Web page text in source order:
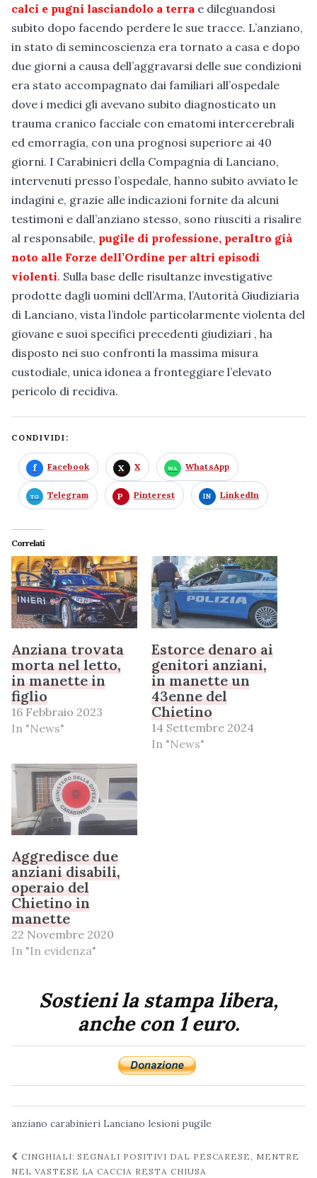
calci e pugni lasciandolo a terra e dileguandosi
subito dopo facendo perdere le sue tracce. L’anziano,
in stato di semincoscienza era tornato a casa e dopo
due giorni a causa dell’aggravarsi delle sue condizioni
era stato accompagnato dai familiari all’ospedale
dove i medici gli avevano subito diagnosticato un
trauma cranico facciale con ematomi intercerebrali
ed emorragia, con una prognosi superiore ai 40
giorni. I Carabinieri della Compagnia di Lanciano,
intervenuti presso l’ospedale, hanno subito avviato le
indagini e, grazie alle indicazioni fornite da alcuni
testimoni e dall’anziano stesso, sono riusciti a risalire
al responsabile, pugile di professione, peraltro già
noto alle Forze dell’Ordine per altri episodi
violenti. Sulla base delle risultanze investigative
prodotte dagli uomini dell’Arma, l’Autorità Giudiziaria
di Lanciano, vista l’indole particolarmente violenta del
giovane e suoi specifici precedenti giudiziari , ha
disposto nei suo confronti la massima misura
custodiale, unica idonea a fronteggiare l’elevato
pericolo di recidiva.
CONDIVIDI:
Facebook X WhatsApp
Telegram Pinterest LinkedIn
Correlati
Anziana trovata
morta nel letto,
in manette in
figlio
16 Febbraio 2023
In "News"
Estorce denaro ai
genitori anziani,
in manette un
43enne del
Chietino
14 Settembre 2024
In "News"
Aggredisce due
anziani disabili,
operaio del
Chietino in
manette
22 Novembre 2020
In "In evidenza"
Sostieni la stampa libera,
anche con 1 euro.
anziano carabinieri Lanciano lesioni pugile
Navigazione
CINGHIALI: SEGNALI POSITIVI DAL PESCARESE, MENTRE
NEL VASTESE LA CACCIA RESTA CHIUSA